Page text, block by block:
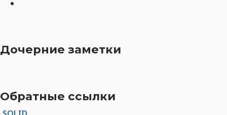
Дочерние заметки
Обратные ссылки